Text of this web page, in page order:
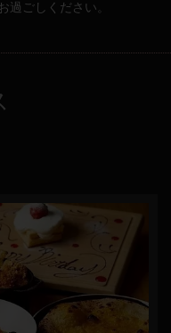
過ごしください。